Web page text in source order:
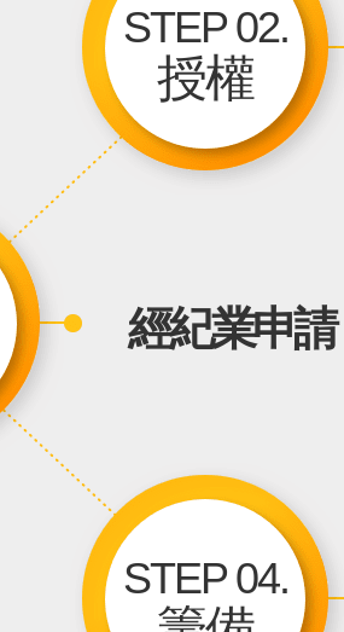
STEP 02.
授權
經紀業申請
STEP 04.